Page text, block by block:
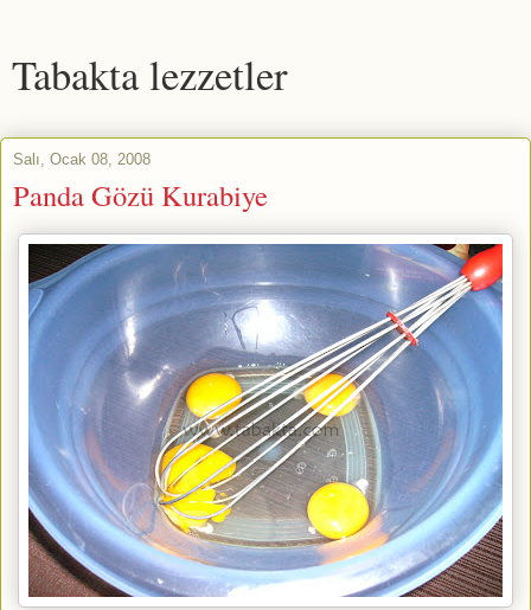
Tabakta lezzetler
Salı, Ocak 08, 2008
Panda Gözü Kurabiye